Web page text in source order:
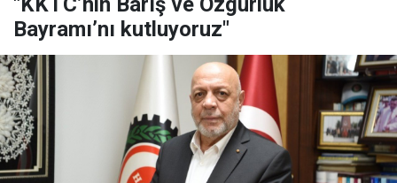
Bayramı’nı kutluyoruz"